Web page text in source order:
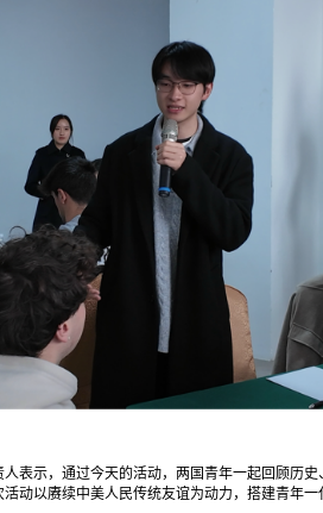
表示，通过今天的活动，两国青年一起回顾历
动以赓续中美人民传统友谊为动力，搭建青年